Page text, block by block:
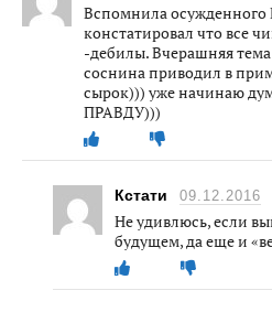
Вспомнила осужденного
констатировал что все
-дебилы. Вчерашняя
соснина приводил в
сырок))) уже начинаю
ПРАВДУ)))
Кстати 09.12.2016
Не удивлюсь, если
будущем, да еще и